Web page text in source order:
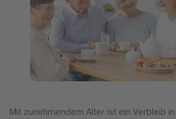
Mit zunehmendem Alter ist ein Verbleib